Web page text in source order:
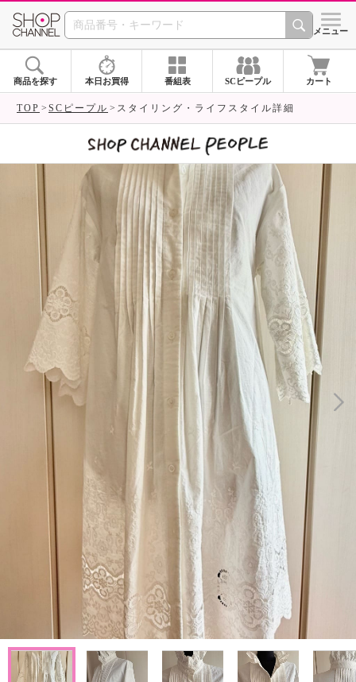
SHOP CHANNEL シメニュー
商品を探す 本日お買得 番組表 SCピープル カート
TOP SCピープル スタイリング・ライフスタイル詳細